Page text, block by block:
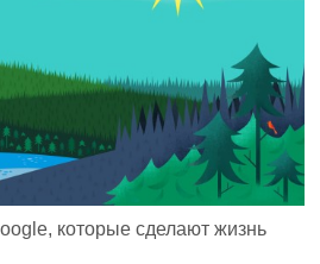
которые сделают жизнь